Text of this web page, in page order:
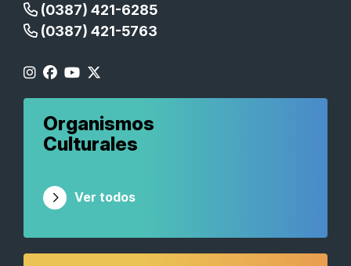
(0387) 421-6285
(0387) 421-5763
Organismos
Culturales
Ver todos